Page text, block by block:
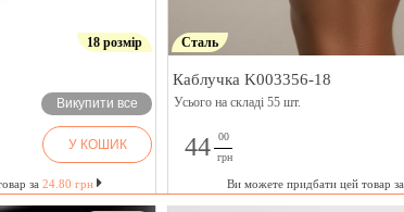
18 розмір
Викупити все
У КОШИК
за 24.80 грн
Сталь
Каблучка K003356-18
Усього на складі 55 шт.
44
00
грн
Ви можете придбати цей товар за